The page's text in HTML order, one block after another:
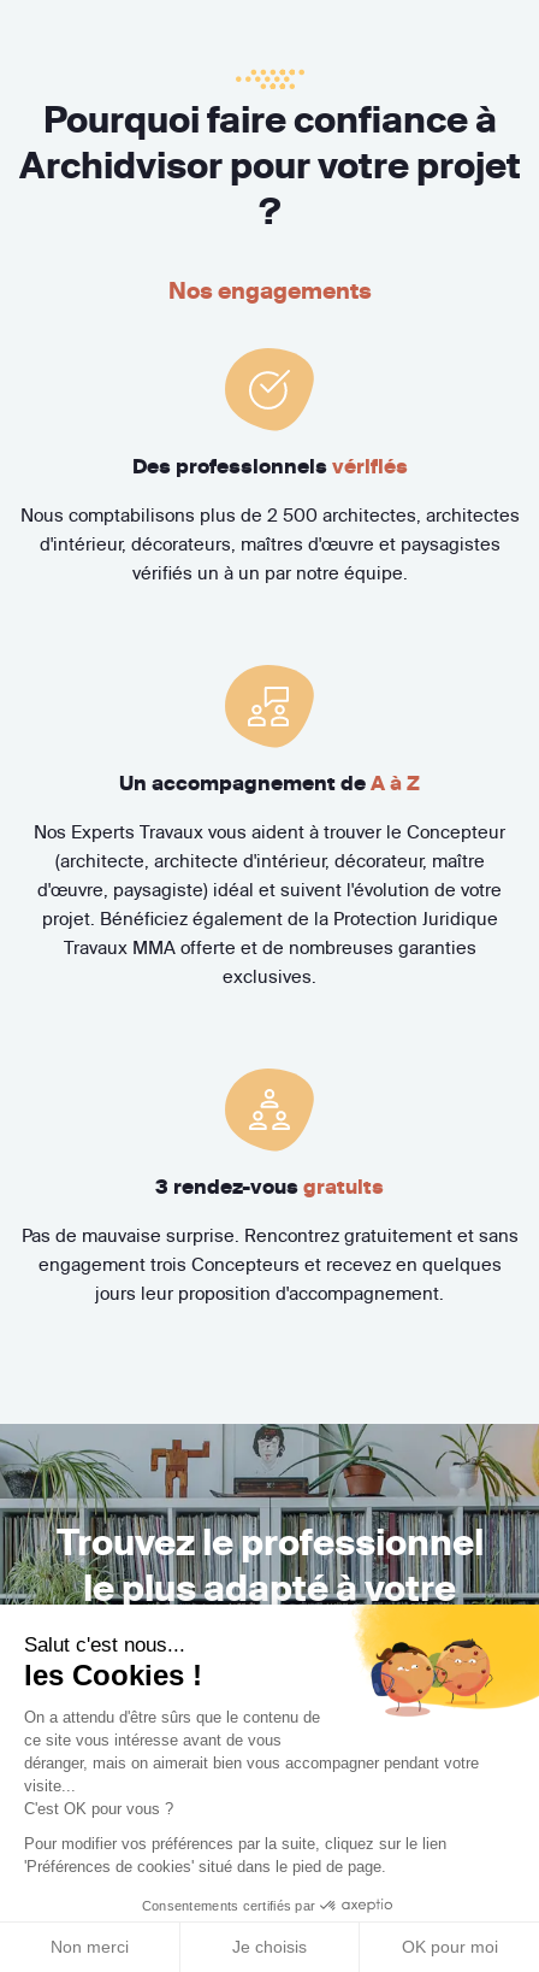
Salut c'est nous...
les Cookies !
On a attendu d'être sûrs que le contenu de
ce site vous intéresse avant de vous
déranger, mais on aimerait bien vous accompagner pendant votre
visite...
C'est OK pour vous ?
Pour modifier vos préférences par la suite, cliquez sur le lien
'Préférences de cookies' situé dans le pied de page.
Consentements certifiés par
Non merci Je choisis OK pour moi
Pourquoi faire confiance à
Archidvisor pour votre projet
?
Nos engagements
Des professionnels vérifiés
Nous comptabilisons plus de 2 500 architectes, architectes
d'intérieur, décorateurs, maîtres d'œuvre et paysagistes
vérifiés un à un par notre équipe.
Un accompagnement de A à Z
Nos Experts Travaux vous aident à trouver le Concepteur
(architecte, architecte d'intérieur, décorateur, maître
d'œuvre, paysagiste) idéal et suivent l'évolution de votre
projet. Bénéficiez également de la Protection Juridique
Travaux MMA offerte et de nombreuses garanties
exclusives.
3 rendez-vous gratuits
Pas de mauvaise surprise. Rencontrez gratuitement et sans
engagement trois Concepteurs et recevez en quelques
jours leur proposition d'accompagnement.
Trouvez le professionnel
le plus adapté à votre
Trouver mon Concepteur
Trouver une réalisation Construction neuve /Maison